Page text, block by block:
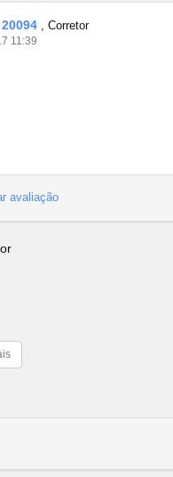
, Corretor
11:39
avaliação